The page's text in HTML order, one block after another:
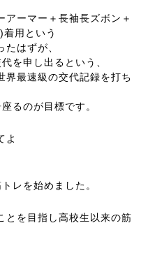
アーマー＋長袖長ズボン＋
着用という
はずが、
を申し出るという、
界最速級の交代記録を打ち
るのが目標です。
よ
レを始めました。
とを目指し高校生以来の筋